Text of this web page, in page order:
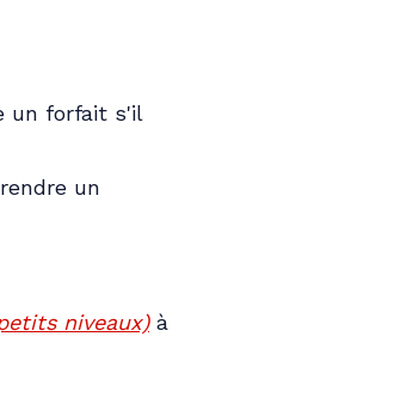
un forfait s'il
un
niveaux) à